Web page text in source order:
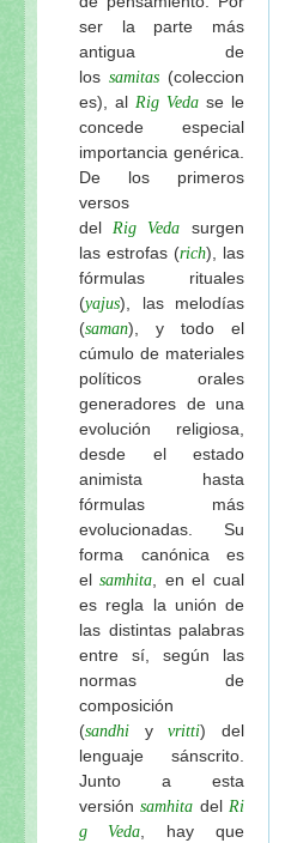
ser la parte más
antigua de
los samitas (coleccion
es), al Rig Veda se le
concede especial
importancia genérica.
De los primeros
versos
del Rig Veda surgen
las estrofas (rich), las
fórmulas rituales
(yajus), las melodías
(saman), y todo el
cúmulo de materiales
políticos orales
generadores de una
evolución religiosa,
desde el estado
animista hasta
fórmulas más
evolucionadas. Su
forma canónica es
el samhita , en el cual
es regla la unión de
las distintas palabras
entre sí, según las
normas de
composición
(sandhi y vritti) del
lenguaje sánscrito.
Junto a esta
versión samhita del Ri
g Veda , hay que